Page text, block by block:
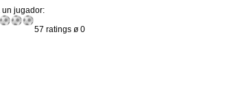
un jugador:
57 ratings ø 0